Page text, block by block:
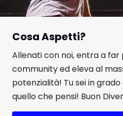
Cosa Aspetti?
Allenati con noi, entra a
community ed eleva al
potenzialità! Tu sei in
quello che pensi! Buon